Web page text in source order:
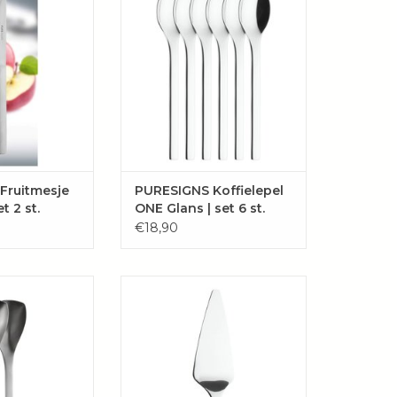
AAN
Fruitmesje
2 st.
koffielepels van hoogwaardig
18/10 roestvrij staal in een mooie
geschenkverpakking.
PURESIGNS Koffielepel
ONE Glans | set 6 st.
€18,90
slavork en een
18/10 roestvrij
mooie
hoogwaardig gepolijst 18/10
roestvrij staal in een mooie
geschenkverpakking.
TOEVOEGEN AAN
WINKELWAGEN